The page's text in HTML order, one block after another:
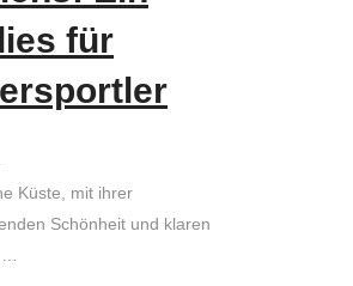
für
Küste, mit ihrer
Schönheit und klaren